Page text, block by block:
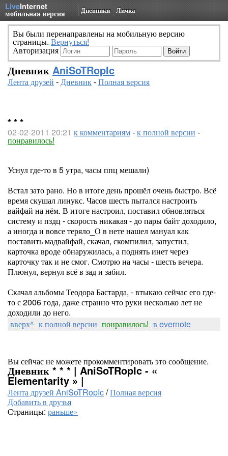
LiveInternet
мобильная версия Дневники Личка
Вы были перенаправлены на мобильную версию
страницы. Вернуться!
Авторизация
Дневник AniSoTRopIc
Лента друзей -Дневник-Полная версия
* * *
02-02-2011 20:21 к комментариям-к полной версии -
понравилось!
Уснул где-то в 5 утра, часы ппц мешали)
Встал зато рано. Но в итоге день прошёл очень быстро. Всё
время скушал линукс. Часов шесть пытался настроить
вайфай на нём. В итоге настроил, поставил обновляться
систему и пздц - скорость никакая - до пары байт доходило,
а иногда и вовсе теряло_О в нете нашел мануал как
поставить мадвайфай, скачал, скомпилил, запустил,
карточка вроде обнаружилась, а поднять инет через
карточку так и не смог. Смотрю на часы - шесть вечера.
Плюнул, вернул всё в зад и забил.
Скачал альбомы Теодора Бастарда, - втыкаю сейчас его где-
то с 2006 года, даже странно что руки несколько лет не
доходили до него.
вверх^ к полной версии понравилось! в evernote
Вы сейчас не можете прокомментировать это сообщение.
Дневник * * * | AniSoTRopIc - «
Elementarity » |
Лента друзей AniSoTRopIc/Полная версия
Добавить в друзья
Страницы: раньше»